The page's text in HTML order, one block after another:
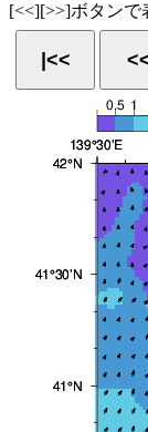
[<<][>>]ボタンで